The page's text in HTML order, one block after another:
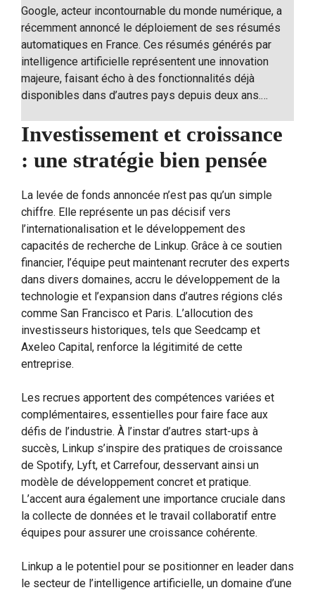
Google, acteur incontournable du monde numérique, a
récemment annoncé le déploiement de ses résumés
automatiques en France. Ces résumés générés par
intelligence artificielle représentent une innovation
majeure, faisant écho à des fonctionnalités déjà
disponibles dans d’autres pays depuis deux ans.…
Investissement et croissance
: une stratégie bien pensée
La levée de fonds annoncée n’est pas qu’un simple
chiffre. Elle représente un pas décisif vers
l’internationalisation et le développement des
capacités de recherche de Linkup. Grâce à ce soutien
financier, l’équipe peut maintenant recruter des experts
dans divers domaines, accru le développement de la
technologie et l’expansion dans d’autres régions clés
comme San Francisco et Paris. L’allocution des
investisseurs historiques, tels que Seedcamp et
Axeleo Capital, renforce la légitimité de cette
entreprise.
Les recrues apportent des compétences variées et
complémentaires, essentielles pour faire face aux
défis de l’industrie. À l’instar d’autres start-ups à
succès, Linkup s’inspire des pratiques de croissance
de Spotify, Lyft, et Carrefour, desservant ainsi un
modèle de développement concret et pratique.
L’accent aura également une importance cruciale dans
la collecte de données et le travail collaboratif entre
équipes pour assurer une croissance cohérente.
Linkup a le potentiel pour se positionner en leader dans
le secteur de l’intelligence artificielle, un domaine d’une